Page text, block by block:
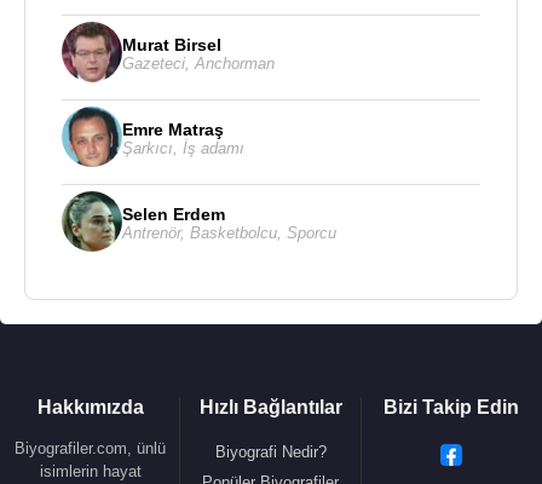
2018 - Roman tadında müthiş anılar memleketim
Kaynak:Biyografiler.com
Murat Birsel
Gazeteci,Anchorman
Emre Matraş
Şarkıcı, İş adamı
Selen Erdem
Antrenör, Basketbolcu, Sporcu
Hakkımızda
Biyografiler.com, ünlü
isimlerin hayat
Hızlı Bağlantılar
Biyografi Nedir?
Bizi Takip Edin